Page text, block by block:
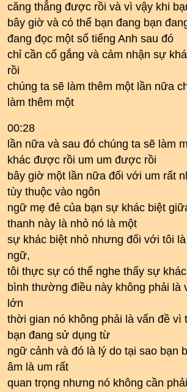
căng thẳng được rồi và vì vậy khi
bây giờ và có thể bạn đang bạn
đang đọc một số tiếng Anh sau đó
chỉ cần cố gắng và cảm nhận sự
rồi
chúng ta sẽ làm thêm một lần nữa
làm thêm một
00:28
lần nữa và sau đó chúng ta sẽ làm
khác được rồi um um được rồi
bây giờ một lần nữa đối với um rất
tùy thuộc vào ngôn
ngữ mẹ đẻ của bạn sự khác biệt
thanh này là nhỏ nó là một
sự khác biệt nhỏ nhưng đối với tôi
ngữ,
tôi thực sự có thể nghe thấy sự
bình thường điều này không phải là
lớn
thời gian nó không phải là vấn đề vì
bạn đang sử dụng từ
ngữ cảnh và đó là lý do tại sao bạn
âm là um rất
quan trọng nhưng nó không cần phải